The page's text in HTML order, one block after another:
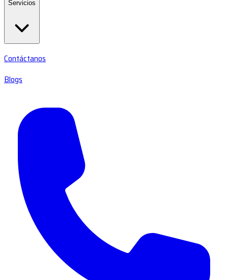
Servicios
Contáctanos
Blogs